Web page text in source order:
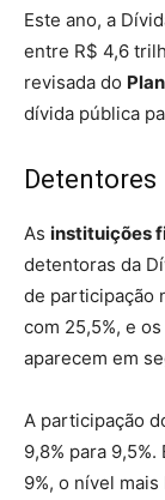
Este ano, a
entre R$ 4,6
revisada do
dívida pública
Detentores
As instituições
detentoras da
de participação
com 25,5%, e
aparecem em
A participação
9,8% para
9%, o nível